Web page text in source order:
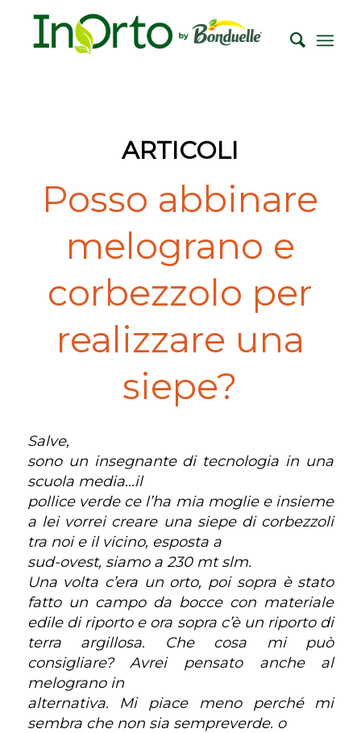
ARTICOLI
Posso abbinare
melograno e
corbezzolo per
realizzare una
siepe?
Salve,
sono un insegnante di tecnologia in una
scuola media…il
pollice verde ce l’ha mia moglie e insieme
a lei vorrei creare una siepe di corbezzoli
tra noi e il vicino, esposta a
sud-ovest, siamo a 230 mt slm.
Una volta c’era un orto, poi sopra è stato
fatto un campo da bocce con materiale
edile di riporto e ora sopra c’è un riporto di
terra argillosa. Che cosa mi può
consigliare? Avrei pensato anche al
melograno in
alternativa. Mi piace meno perché mi
sembra che non sia sempreverde. o